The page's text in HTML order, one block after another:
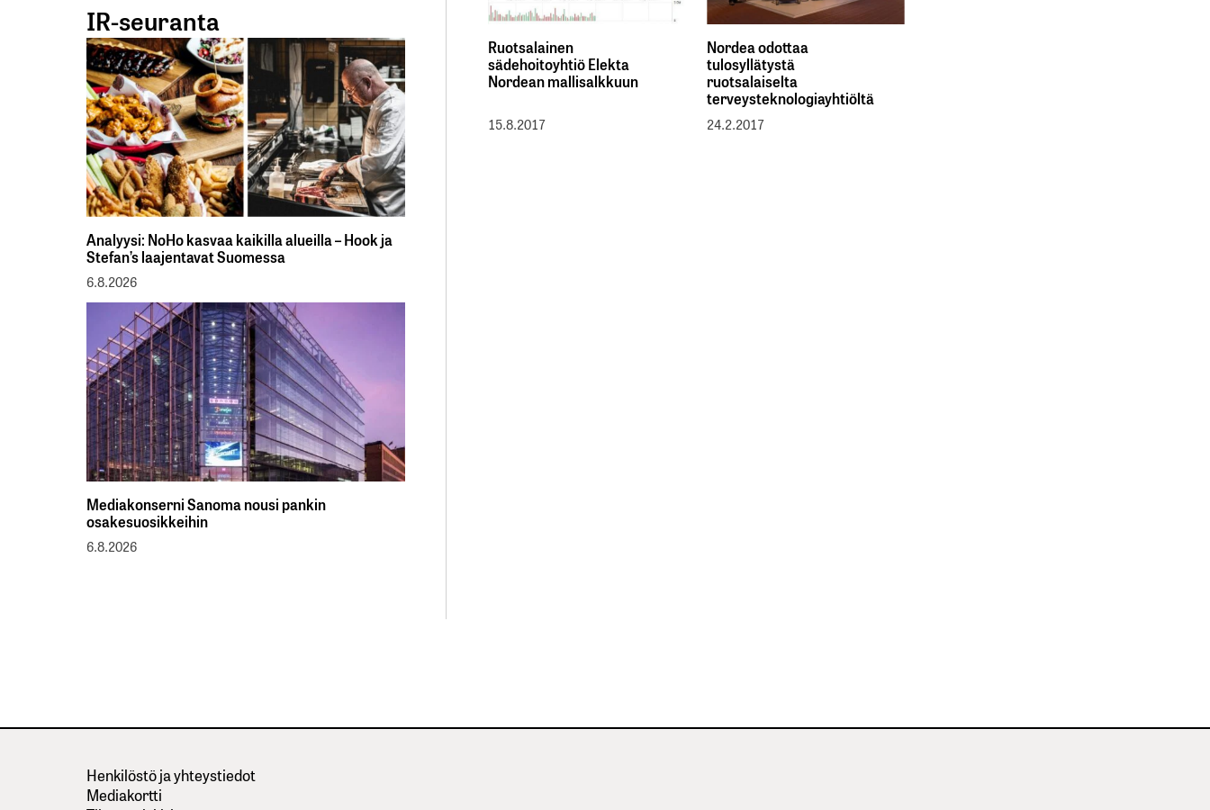
Ruotsalainen
sädehoitoyhtiö Elekta
Nordean mallisalkkuun
15.8.2017
Nordea odottaa
tulosyllätystä
ruotsalaiselta
terveysteknologiayhtiöltä
24.2.2017
IR-seuranta
Analyysi: NoHo kasvaa kaikilla alueilla – Hook ja
Stefan’s laajentavat Suomessa
6.8.2026
Mediakonserni Sanoma nousi pankin
osakesuosikkeihin
6.8.2026
Henkilöstö ja yhteystiedot
Mediakortti